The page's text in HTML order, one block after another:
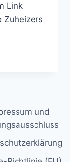
Link
Zuheizers
und